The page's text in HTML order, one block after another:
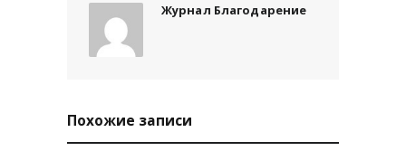
Журнал Благодарение
Похожие записи